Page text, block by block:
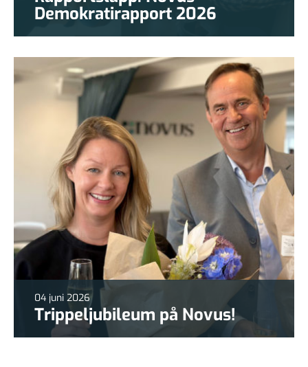
Demokratirapport 2026
04 juni 2026
Trippeljubileum på Novus!